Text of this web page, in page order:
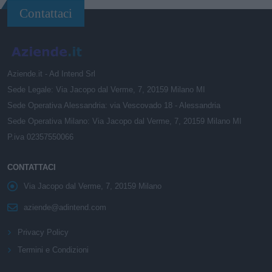
Contattaci
Aziende.it - Ad Intend Srl
Sede Legale: Via Jacopo dal Verme, 7, 20159 Milano MI
Sede Operativa Alessandria: via Vescovado 18 - Alessandria
Sede Operativa Milano: Via Jacopo dal Verme, 7, 20159 Milano MI
P.iva 02357550066
CONTATTACI
Via Jacopo dal Verme, 7, 20159 Milano
aziende@adintend.com
Privacy Policy
Termini e Condizioni